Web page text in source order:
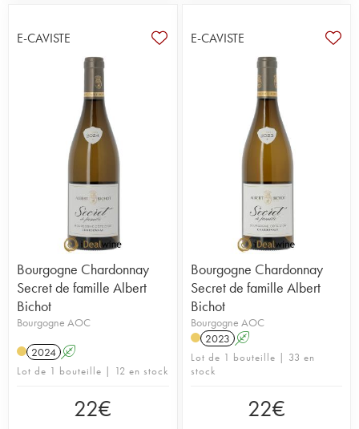
E-CAVISTE
Bourgogne Chardonnay
Secret de famille Albert
Bichot
Bourgogne AOC
2024 A
Lot de 1 bouteille | 12 en stock
22€
E-CAVISTE
Bourgogne Chardonnay
Secret de famille Albert
Bichot
Bourgogne AOC
2023 A
Lot de 1 bouteille | 33 en
stock
22€